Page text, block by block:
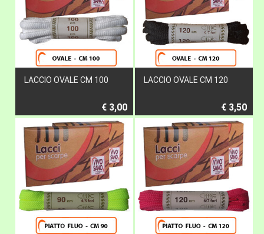
LACCIO OVALE CM 100
€ 3,00
LACCIO OVALE CM 120
€ 3,50